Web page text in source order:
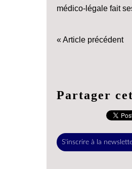
médico-légale fait
« Article précédent
Partager
S'inscrire à la